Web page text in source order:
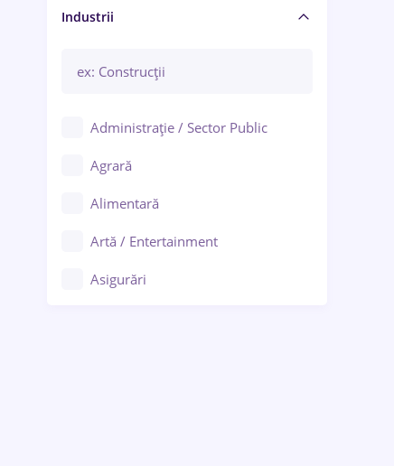
Manager / Executiv
Industrii
Administrație / Sector Public
Agrară
Alimentară
Artă / Entertainment
Asigurări